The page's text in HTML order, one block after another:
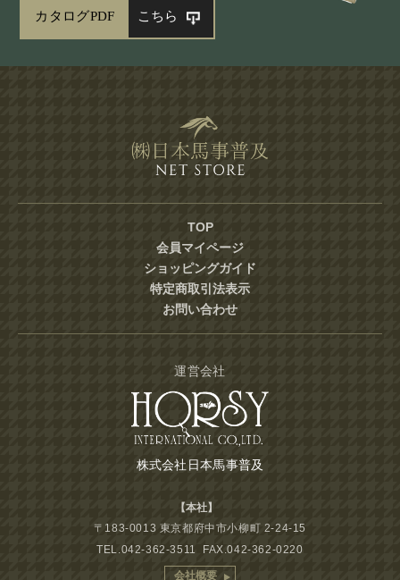
カタログPDF こちら
TOP
会員マイページ
ショッピングガイド
特定商取引法表示
お問い合わせ
運営会社
株式会社日本馬事普及
【本社】
〒183-0013 東京都府中市小柳町 2-24-15
TEL.042-362-3511 FAX.042-362-0220
会社概要